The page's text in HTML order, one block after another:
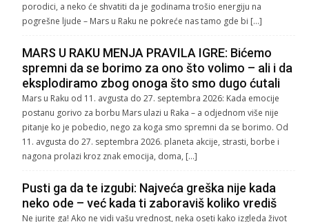
porodici, a neko će shvatiti da je godinama trošio energiju na
pogrešne ljude – Mars u Raku ne pokreće nas tamo gde bi […]
MARS U RAKU MENJA PRAVILA IGRE: Bićemo
spremni da se borimo za ono što volimo – ali i da
eksplodiramo zbog onoga što smo dugo ćutali
Mars u Raku od 11. avgusta do 27. septembra 2026: Kada emocije
postanu gorivo za borbu Mars ulazi u Raka – a odjednom više nije
pitanje ko je pobedio, nego za koga smo spremni da se borimo. Od
11. avgusta do 27. septembra 2026. planeta akcije, strasti, borbe i
nagona prolazi kroz znak emocija, doma, […]
Pusti ga da te izgubi: Najveća greška nije kada
neko ode – već kada ti zaboraviš koliko vrediš
Ne jurite ga! Ako ne vidi vašu vrednost, neka oseti kako izgleda život